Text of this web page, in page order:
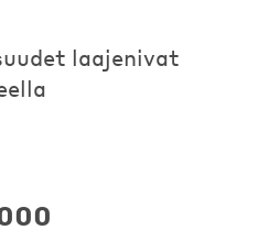
laajenivat